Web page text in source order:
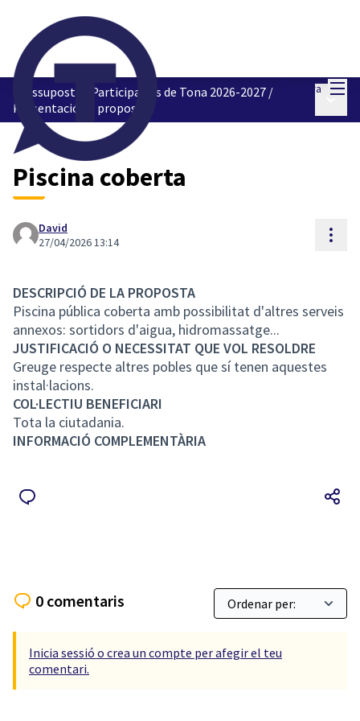
Entra
Pressupostos Participatius de Tona 2026-2027 /
Presentació de propostes
Piscina coberta
David
27/04/2026 13:14
DESCRIPCIÓ DE LA PROPOSTA
Piscina pública coberta amb possibilitat d'altres serveis
annexos: sortidors d'aigua, hidromassatge...
JUSTIFICACIÓ O NECESSITAT QUE VOL RESOLDRE
Greuge respecte altres pobles que sí tenen aquestes
instal·lacions.
COL·LECTIU BENEFICIARI
Tota la ciutadania.
INFORMACIÓ COMPLEMENTÀRIA
0 comentaris
Inicia sessió o crea un compte per afegir el teu
comentari.